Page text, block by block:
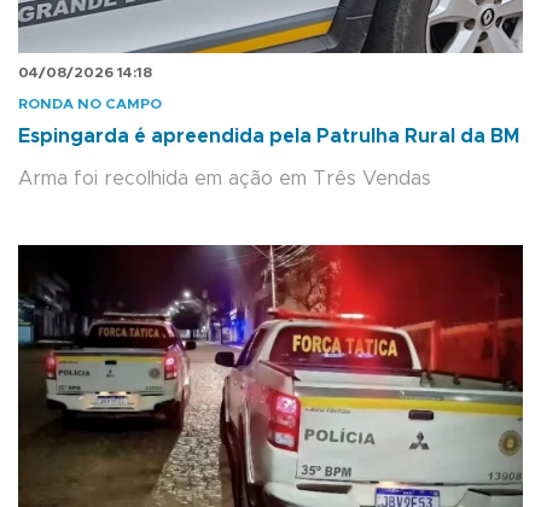
04/08/2026 14:18
RONDA NO CAMPO
Espingarda é apreendida pela Patrulha Rural da BM
Arma foi recolhida em ação em Três Vendas